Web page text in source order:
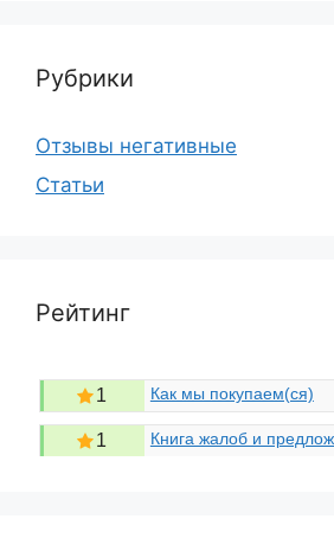
Рубрики
Отзывы негативные
Статьи
Рейтинг
1 Как мы покупаем(ся)
1 Книга жалоб и